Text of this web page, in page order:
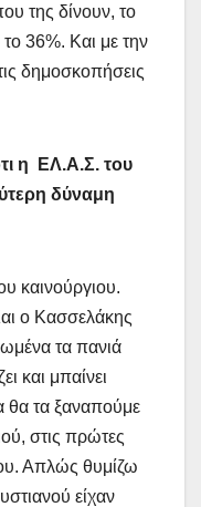
της δίνουν, το
36%. Και με την
δημοσκοπήσεις
η ΕΛ.Α.Σ. του
δύναμη
καινούργιου.
ο Κασσελάκης
τα πανιά
και μπαίνει
θα τα ξαναπούμε
στις πρώτες
Απλώς θυμίζω
είχαν